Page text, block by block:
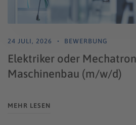
24 JULI, 2026 BEWERBUNG
Elektriker oder
Maschinenbau (m/w/d)
MEHR LESEN